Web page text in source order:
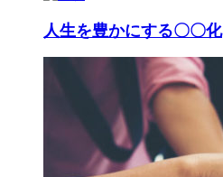
人生を豊かにする〇〇化